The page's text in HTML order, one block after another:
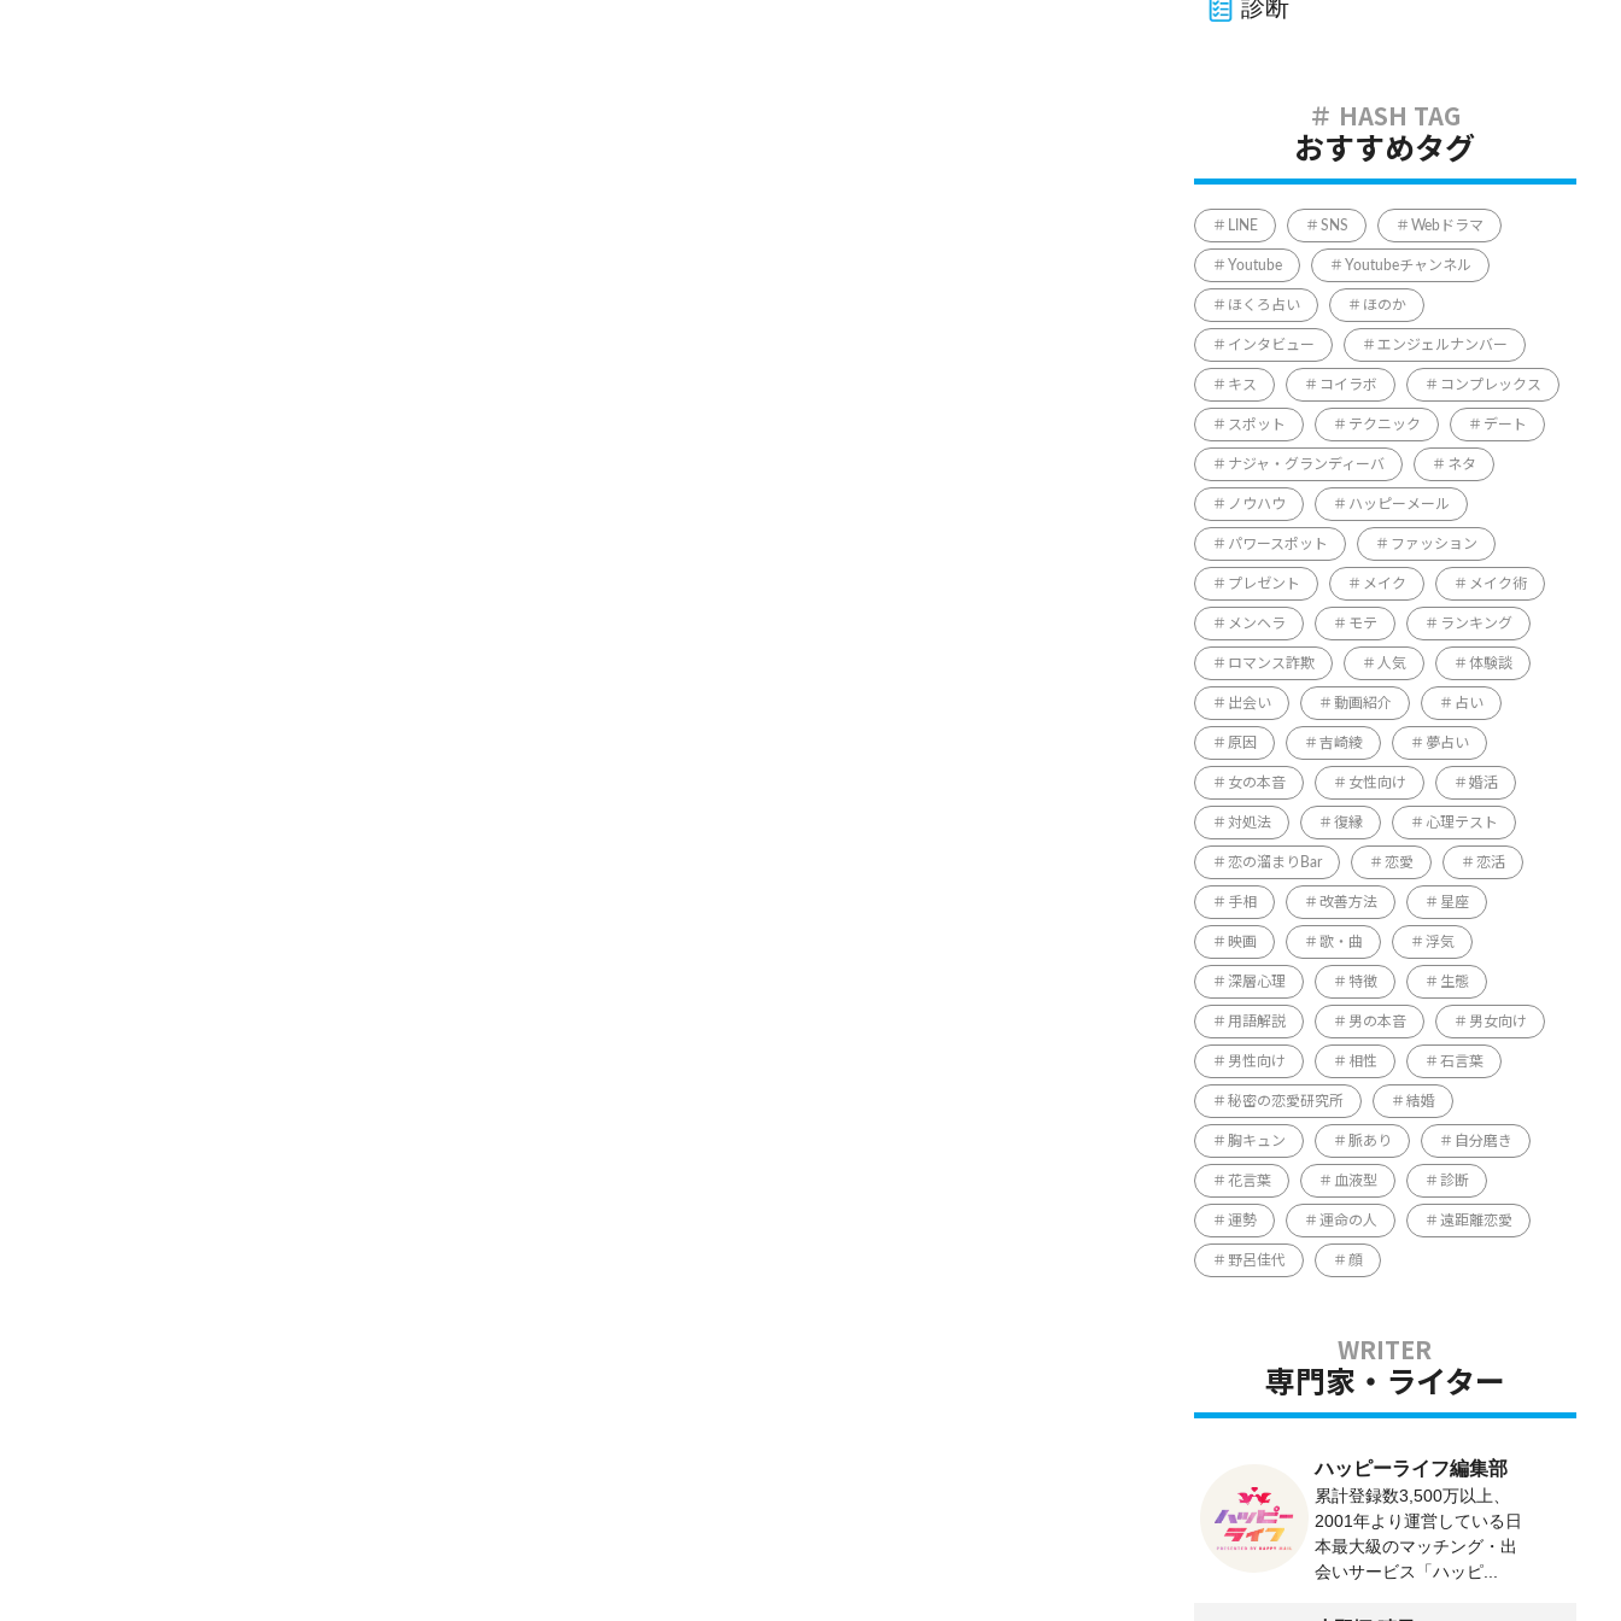
診断
おすすめタグ
LINE SNS Webドラマ
Youtube Youtubeチャンネル
ほくろ占い ほのか
インタビュー エンジェルナンバー
キス コイラボ コンプレックス
スポット テクニック デート
ナジャ・グランディーバ ネタ
ノウハウ ハッピーメール
パワースポット ファッション
プレゼント メイク メイク術
メンヘラ モテ ランキング
ロマンス詐欺 人気 体験談
出会い 動画紹介 占い
原因 吉崎綾 夢占い
女の本音 女性向け 婚活
対処法 復縁 心理テスト
恋の溜まりBar 恋愛 恋活
手相 改善方法 星座
映画 歌・曲 浮気
深層心理 特徴 生態
用語解説 男の本音 男女向け
男性向け 相性 石言葉
秘密の恋愛研究所 結婚
胸キュン 脈あり 自分磨き
花言葉 血液型 診断
運勢 運命の人 遠距離恋愛
野呂佳代 顔
専門家・ライター
ハッピーライフ編集部
累計登録数3,500万以上、
2001年より運営している日
本最大級のマッチング・出
会いサービス「ハッピ...